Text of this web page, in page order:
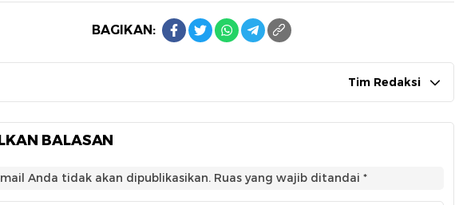
BAGIKAN:
Tim Redaksi
BALASAN
Anda tidak akan dipublikasikan. Ruas yang wajib ditandai *